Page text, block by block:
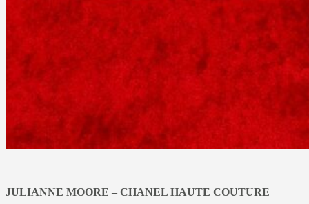
JULIANNE MOORE – CHANEL HAUTE COUTURE